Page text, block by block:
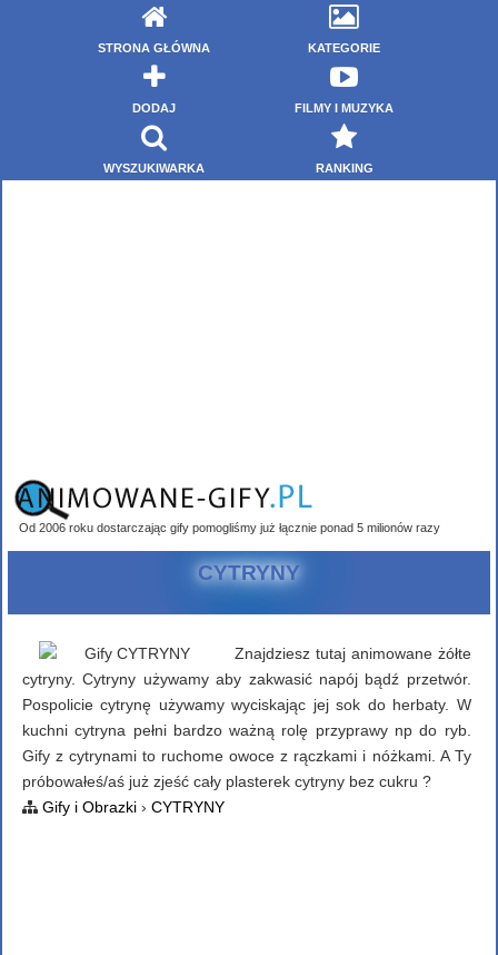
STRONA GŁÓWNA KATEGORIE
DODAJ FILMY I MUZYKA
WYSZUKIWARKA RANKING
Od 2006 roku dostarczając gify pomogliśmy już łącznie ponad 5 milionów razy
CYTRYNY
Znajdziesz tutaj animowane żółte
cytryny. Cytryny używamy aby zakwasić napój bądź przetwór.
Pospolicie cytrynę używamy wyciskając jej sok do herbaty. W
kuchni cytryna pełni bardzo ważną rolę przyprawy np do ryb.
Gify z cytrynami to ruchome owoce z rączkami i nóżkami. A Ty
próbowałeś/aś już zjeść cały plasterek cytryny bez cukru ?
Gify i Obrazki ›CYTRYNY